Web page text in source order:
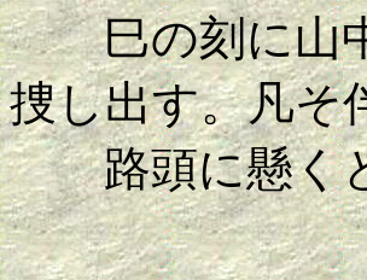
巳の刻に山中
捜し出す。凡そ
路頭に懸く